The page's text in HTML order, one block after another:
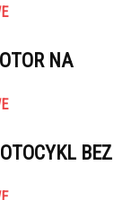
NA
BEZ